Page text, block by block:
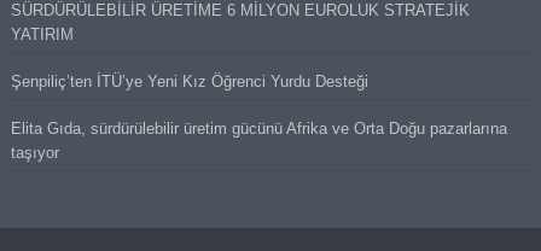
SÜRDÜRÜLEBİLİR ÜRETİME 6 MİLYON EUROLUK STRATEJİK
YATIRIM
Şenpiliç’ten İTÜ’ye Yeni Kız Öğrenci Yurdu Desteği
Elita Gıda, sürdürülebilir üretim gücünü Afrika ve Orta Doğu pazarlarına
taşıyor